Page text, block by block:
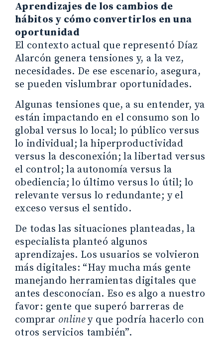
Aprendizajes de los cambios de
hábitos y cómo convertirlos en una
oportunidad
El contexto actual que representó Díaz
Alarcón genera tensiones y, a la vez,
necesidades. De ese escenario, asegura,
se pueden vislumbrar oportunidades.
Algunas tensiones que, a su entender, ya
están impactando en el consumo son lo
global versus lo local; lo público versus
lo individual; la hiperproductividad
versus la desconexión; la libertad versus
el control; la autonomía versus la
obediencia; lo último versus lo útil; lo
relevante versus lo redundante; y el
exceso versus el sentido.
De todas las situaciones planteadas, la
especialista planteó algunos
aprendizajes. Los usuarios se volvieron
más digitales: “Hay mucha más gente
manejando herramientas digitales que
antes desconocían. Eso es algo a nuestro
favor: gente que superó barreras de
comprar onliney que podría hacerlo con
otros servicios también”.